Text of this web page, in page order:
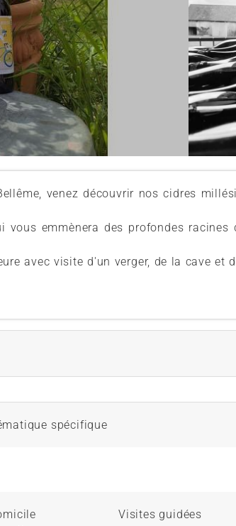
venez découvrir nos cidres
vous emmènera des profondes racines
avec visite d'un verger, de la cave et
spécifique
Visites guidées